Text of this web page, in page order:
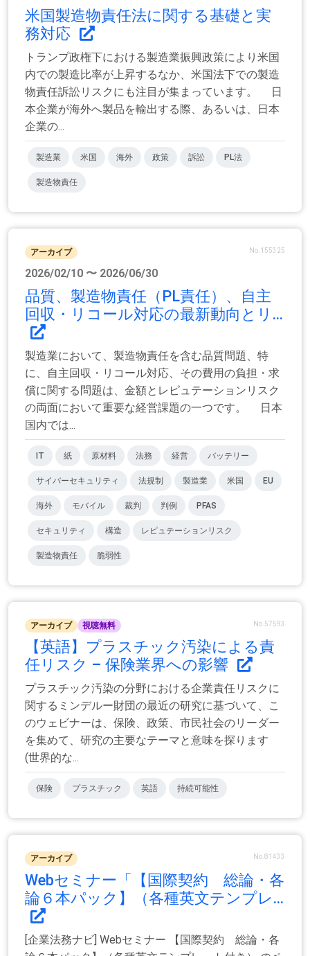
米国製造物責任法に関する基礎と実
務対応
トランプ政権下における製造業振興政策により米国
内での製造比率が上昇するなか、米国法下での製造
物責任訴訟リスクにも注目が集まっています。 日
本企業が海外へ製品を輸出する際、あるいは、日本
企業の...
製造業 米国 海外 政策 訴訟 PL法
製造物責任
アーカイブ No.155325
2026/02/10 〜 2026/06/30
品質、製造物責任（PL責任）、自主
回収・リコール対応の最新動向とリ...
製造業において、製造物責任を含む品質問題、特
に、自主回収・リコール対応、その費用の負担・求
償に関する問題は、金額とレピュテーションリスク
の両面において重要な経営課題の一つです。 日本
国内では...
IT 紙 原材料 法務 経営 バッテリー
サイバーセキュリティ 法規制 製造業 米国 EU
海外 モバイル 裁判 判例 PFAS
セキュリティ 構造 レピュテーションリスク
製造物責任 脆弱性
アーカイブ 視聴無料 No.57593
【英語】プラスチック汚染による責
任リスク – 保険業界への影響
プラスチック汚染の分野における企業責任リスクに
関するミンデルー財団の最近の研究に基づいて、こ
のウェビナーは、保険、政策、市民社会のリーダー
を集めて、研究の主要なテーマと意味を探ります
(世界的な...
保険 プラスチック 英語 持続可能性
アーカイブ No.81433
Webセミナー「【国際契約 総論・各
論６本パック】（各種英文テンプレ...
[企業法務ナビ] Webセミナー 【国際契約 総論・各